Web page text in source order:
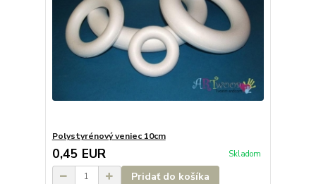
Polystyrénový veniec 10cm
0,45 EUR Skladom
Pridať do košíka